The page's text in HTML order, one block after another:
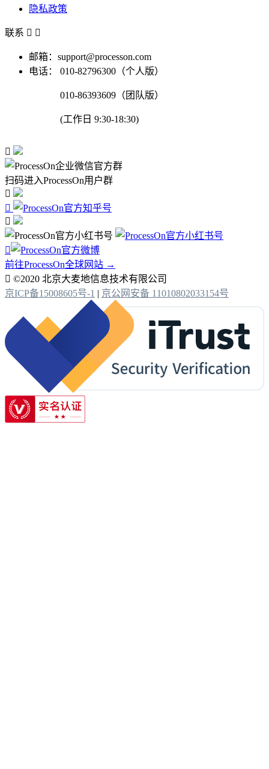
隐私政策
联系  
邮箱：support@processon.com
电话：
010-82796300（个人版）
010-86393609（团队版）
(工作日 9:30-18:30)

扫码进入ProcessOn用户群




前往ProcessOn全球网站 →
 ©2020 北京大麦地信息技术有限公司
京ICP备15008605号-1 | 京公网安备 11010802033154号